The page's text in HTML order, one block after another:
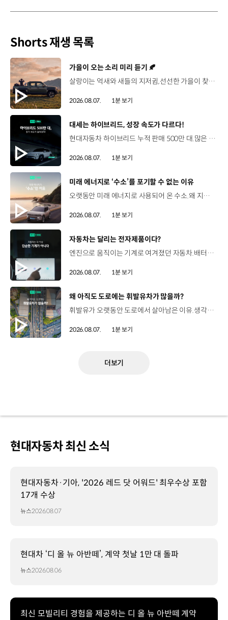
Shorts 재생 목록
[동영상]
가을이 오는 소리 미리 듣기 🍂
살랑이는 억새와 새들의 지저귐,선선한 가을이 찾아오는 소리. 더 기아 타스만과 함께 계절을 만나보세요. 🎧 *본 영상은 AI를 활용해 제작했습니다. #기아 #더기아타스만 #타스만 #가을 #입추 #Tasman #ASMR
2026.08.07. 1분 보기
[동영상]
대세는 하이브리드, 성장 속도가 다르다!
현대자동차 하이브리드 누적 판매 500만 대.많은 운전자들이 선택한 이유는 무엇일까요? 현대진행형 팟캐스트 EP.21에서 확인하세요.📻 #현대자동차그룹 #현대진행형 #모빌리티팟캐스트 #하이브리드 #연료 #미래모빌리티 #모빌리티
2026.08.07. 1분 보기
[동영상]
미래 에너지로 ‘수소’를 포기할 수 없는 이유
오랫동안 미래 에너지로 사용되어 온 수소.왜 지금까지도 중요한 선택지로 꼽힐까요? 현대진행형 팟캐스트 EP.21에서 확인하세요.📻 #현대자동차그룹 #현대진행형 #모빌리티팟캐스트 #수소전기차 #수소에너지 #연료 #미래모빌리티 #모빌리티
2026.08.07. 1분 보기
[동영상]
자동차는 달리는 전자제품이다?
엔진으로 움직이는 기계로 여겨졌던 자동차.배터리와 소프트웨어를 통해 어떻게 바뀌고 있을까요? 현대진행형 팟캐스트 EP.21에서 확인하세요.📻 #현대자동차그룹 #현대진행형 #모빌리티팟캐스트 #SDV #전기차 #연료 #미래모빌리티 #모빌리티
2026.08.07. 1분 보기
[동영상]
왜 아직도 도로에는 휘발유차가 많을까?
휘발유가 오랫동안 도로에서 살아남은 이유.생각보다 강력한 장점이 있었습니다. 현대진행형 팟캐스트 EP.21에서 확인하세요.📻 #현대자동차그룹 #현대진행형 #모빌리티팟캐스트 #휘발유 #내연기관 #연료 #미래모빌리티 #모빌리티
2026.08.07. 1분 보기
더보기
현대자동차 최신 소식
현대자동차·기아, '2026 레드 닷 어워드' 최우수상 포함
17개 수상
뉴스2026.08.07
현대차 ‘디 올 뉴 아반떼’, 계약 첫날 1만 대 돌파
뉴스2026.08.06
최신 모빌리티 경험을 제공하는 디 올 뉴 아반떼 계약